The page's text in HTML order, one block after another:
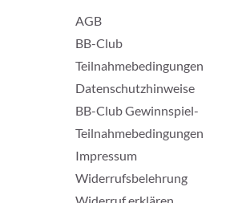
AGB
BB-Club
Teilnahmebedingungen
Datenschutzhinweise
BB-Club Gewinnspiel-
Teilnahmebedingungen
Impressum
Widerrufsbelehrung